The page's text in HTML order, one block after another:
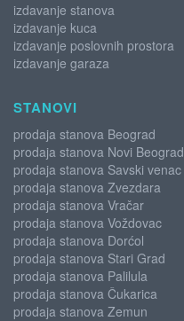
izdavanje stanova
izdavanje kuca
izdavanje poslovnih prostora
izdavanje garaza
STANOVI
prodaja stanova Beograd
prodaja stanova Novi Beograd
prodaja stanova Savski venac
prodaja stanova Zvezdara
prodaja stanova Vračar
prodaja stanova Voždovac
prodaja stanova Dorćol
prodaja stanova Stari Grad
prodaja stanova Palilula
prodaja stanova Čukarica
prodaja stanova Zemun